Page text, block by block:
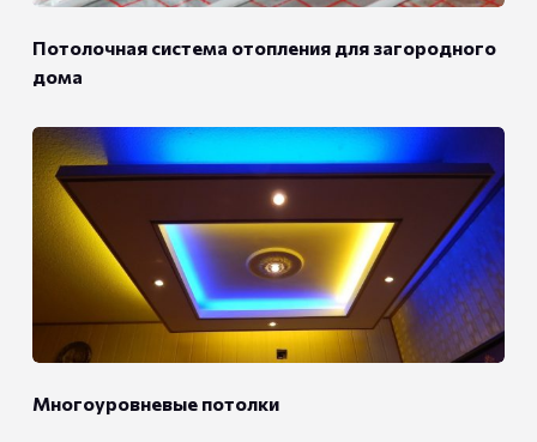
Потолочная система отопления для загородного
дома
Многоуровневые потолки